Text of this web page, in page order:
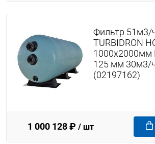
Фильтр 51м3/
TURBIDRON
1000х2000мм
125 мм
(02197162)
1 000 128 ₽ / шт